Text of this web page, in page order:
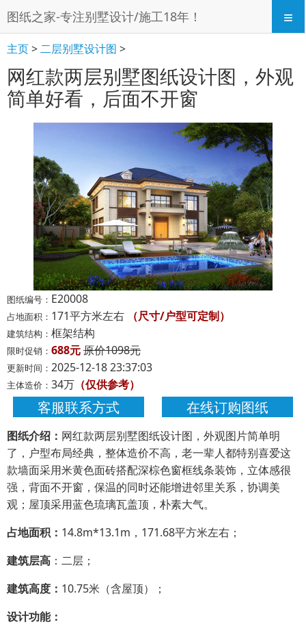
图纸之家-专注别墅设计/施工18年！ ≡
主页>二层别墅设计图 >
网红款两层别墅图纸设计图，外观
简单好看，后面不开窗
图纸编号： E20008
占地面积： 171平方米左右 （尺寸/户型可定制）
建筑结构： 框架结构
限时促销： 688元原价1098元
更新时间： 2025-12-18 23:37:03
主体造价： 34万 （仅供参考）
客服联系方式 在线订购图纸
图纸介绍： 网红款两层别墅图纸设计图，外观图片简单明
了，户型布局经典，整体造价不高，老一辈人都特别喜爱这
款墙面采用米黄色面砖搭配深棕色窗框线条装饰，立体感很
强，背面不开窗，保温的同时还能增进邻里关系，协调美
观；屋顶采用蓝色琉璃瓦盖顶，朴素大气。
占地面积： 14.8m*13.1m，171.68平方米左右；
建筑层高 ：二层；
建筑高度： 10.75米（含屋顶）；
设计功能：